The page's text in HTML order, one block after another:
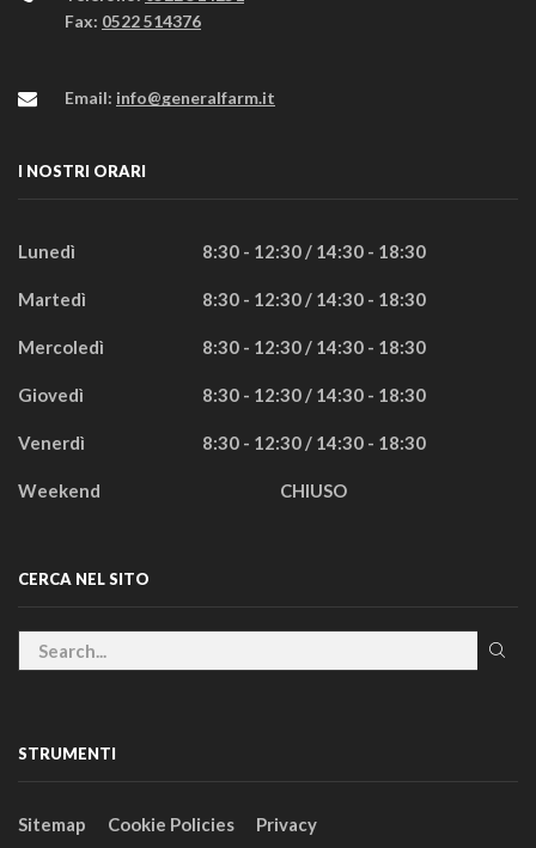
Fax: 0522 514376
Email: info@generalfarm.it
I NOSTRI ORARI
Lunedì 8:30 - 12:30 / 14:30 - 18:30
Martedì 8:30 - 12:30 / 14:30 - 18:30
Mercoledì 8:30 - 12:30 / 14:30 - 18:30
Giovedì 8:30 - 12:30 / 14:30 - 18:30
Venerdì 8:30 - 12:30 / 14:30 - 18:30
Weekend CHIUSO
CERCA NEL SITO
STRUMENTI
Sitemap Cookie Policies Privacy